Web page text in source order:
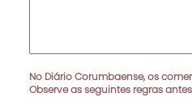
No Diário Corumbaense, os
Observe as seguintes regras